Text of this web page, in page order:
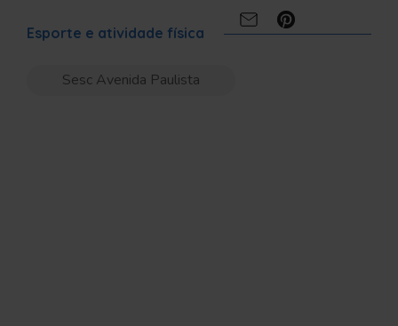
Esporte e atividade física
Sesc Avenida Paulista